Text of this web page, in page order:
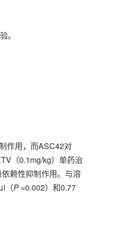
。
作用，而ASC42对
（0.1mg/kg）单药治
赖性抑制作用。与溶
（P =0.002） 和0.77